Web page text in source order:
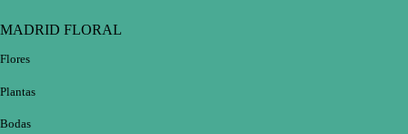
MADRID FLORAL
Flores
Plantas
Bodas